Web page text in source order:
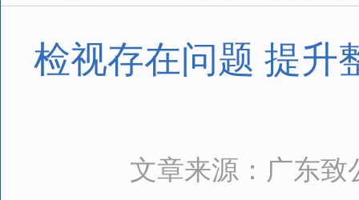
检视存在问题 提升
文章来源：广东致